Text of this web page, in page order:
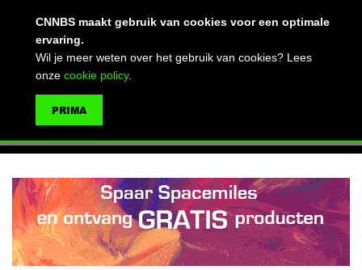
CNNBS maakt gebruik van cookies voor een optimale
ervaring.
Wil je meer weten over het gebruik van cookies? Lees
onze cookie policy.
PRIMA